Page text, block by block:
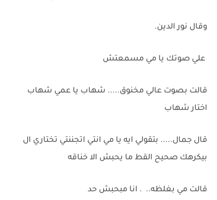
وقال نور الدين.
علي صوتك يا مي مسمعتش
قالت بصوت عالي مخنوق..... شهاب يا عمي شهاب
اختار شهاب
قال جمال..... بتقولي ايه يا مي انتي اتجننتي تختاري ال
بيكرهك صحيح القط ما يحبش الا خناقه
قالت مي بغلظه.. . انا مبحبش حد